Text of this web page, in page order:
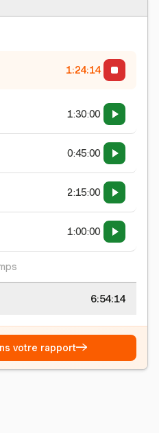
1:24:15
1:30:00
0:45:00
2:15:00
1:00:00
6:54:15
votre rapport→